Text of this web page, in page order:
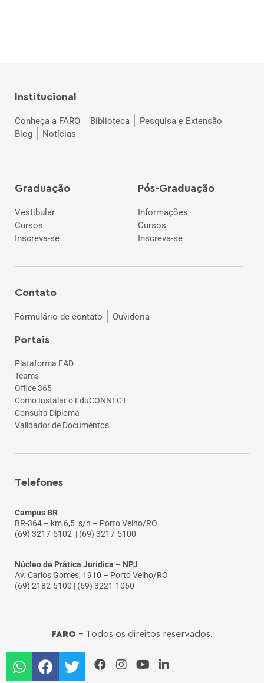
Institucional
Conheça a FARO Biblioteca
Pesquisa e Extensão
Blog
Notícias
Graduação
Vestibular
Cursos
Inscreva-se
Pós-Graduação
Informações
Cursos
Inscreva-se
Contato
Formulário de contato Ouvidoria
Portais
Plataforma EAD
Teams
Office 365
Como Instalar o EduCONNECT
Consulta Diploma
Validador de Documentos
Telefones
Campus BR
BR-364 – km 6,5 s/n – Porto Velho/RO
(69) 3217-5102 | (69) 3217-5100
Núcleo de Prática Jurídica – NPJ
Av. Carlos Gomes, 1910 – Porto Velho/RO
(69) 2182-5100 | (69) 3221-1060
FARO - Todos os direitos reservados.